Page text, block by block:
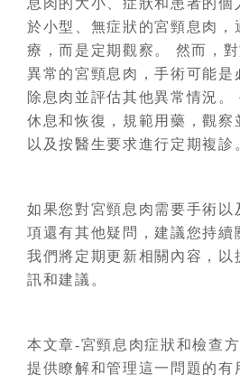
息肉的大小、症狀和患者的個
於小型、無症狀的宮頸息肉，
療，而是定期觀察。 然而，
異常的宮頸息肉，手術可能是
除息肉並評估其他異常情況。
休息和恢復，規範用藥，觀察
以及按醫生要求進行定期複診
如果您對宮頸息肉需要手術以
項還有其他疑問，建議您持續
我們將定期更新相關內容，以
訊和建議。
本文章-宮頸息肉症狀和檢查
提供瞭解和管理這一問題的有